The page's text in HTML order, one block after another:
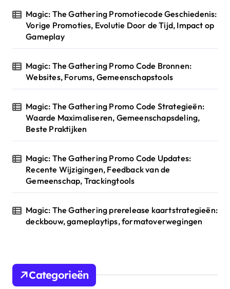
:
Magic: The Gathering Promotiecode Geschiedenis:
Vorige Promoties, Evolutie Door de Tijd, Impact op
Gameplay
Magic: The Gathering Promo Code Bronnen:
Websites, Forums, Gemeenschapstools
Magic: The Gathering Promo Code Strategieën:
Waarde Maximaliseren, Gemeenschapsdeling,
Beste Praktijken
Magic: The Gathering Promo Code Updates:
Recente Wijzigingen, Feedback van de
Gemeenschap, Trackingtools
Magic: The Gathering prerelease kaartstrategieën:
deckbouw, gameplaytips, formatoverwegingen
Categorieën